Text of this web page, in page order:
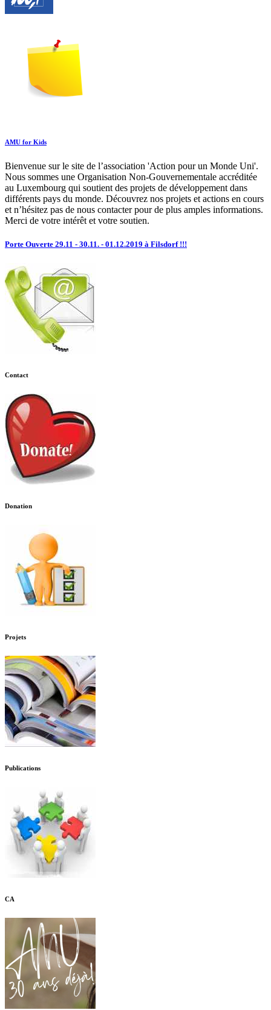
AMU for Kids
Bienvenue sur le site de l’association 'Action pour un Monde Uni'.
Nous sommes une Organisation Non-Gouvernementale accréditée
au Luxembourg qui soutient des projets de développement dans
différents pays du monde. Découvrez nos projets et actions en cours
et n’hésitez pas de nous contacter pour de plus amples informations.
Merci de votre intérêt et votre soutien.
Porte Ouverte 29.11 - 30.11. - 01.12.2019 à Filsdorf !!!
Contact
Donation
Projets
Publications
CA